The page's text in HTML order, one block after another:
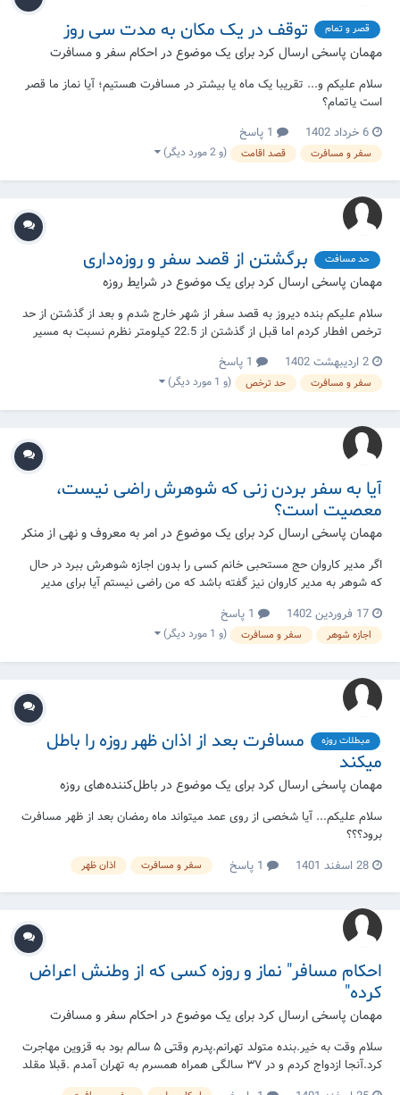
قصر و تمام توقف در یک مکان به مدت سی روز
مهمان پاسخی ارسال کرد برای یک موضوع در احکام سفر و مسافرت
سلام علیکم و... تقریبا یک ماه یا بیشتر در مسافرت هستیم؛ آیا نماز ما قصر
است یاتمام؟
6 خرداد 1402
سفر و مسافرت قصد اقامت (و 2 مورد دیگر)
حد مسافت برگشتن از قصد سفر و روزه‌داری
مهمان پاسخی ارسال کرد برای یک موضوع در شرایط روزه
سلام علیکم بنده دیروز به قصد سفر از شهر خارج شدم و بعد از گذشتن از حد
ترخص افطار کردم اما قبل از گذشتن از 22.5 کیلومتر نظرم نسبت به مسیر
شدم. سوال آیا وقتی در مسیر دوم به شهر خود برگشتم اجازه خوردن داشتم یا
خیر؟ اگر نداشتم در صورت...
2 اردیبهشت 1402
سفر و مسافرت حد ترخص (و 1 مورد دیگر)
آیا به سفر بردن زنی که شوهرش راضی نیست،
معصیت است؟
مهمان پاسخی ارسال کرد برای یک موضوع درامر به معروف و نهی از منکر
اگر مدیر کاروان حج مستحبی خانم کسی را بدون اجازه شوهرش ببرد در حال
که شوهر به مدیر کاروان نیز گفته باشد که من راضی نیستم آیا برای مدیر
17 فروردین 1402
اجازه شوهر سفر و مسافرت (و 1 مورد دیگر)
مبطلات روزه
مسافرت بعد از اذان ظهر روزه را باطل
میکند
مهمان پاسخی ارسال کرد برای یک موضوع در باطل‌کننده‌های روزه
سلام علیکم... آیا شخصی از روی عمد میتواند ماه رمضان بعد از ظهر مسافرت
برود؟؟؟
28 اسفند 1401
سفر و مسافرت اذان ظهر
احکام مسافر" نماز و روزه کسی که از وطنش اعراض
کرده"
مهمان پاسخی ارسال کرد برای یک موضوع در احکام سفر و مسافرت
سلام وقت به خیر.بنده متولد تهرانم.پدرم وقتی ۵ سالم بود به قزوین مهاجرت
کرد.آنجا ازدواج کردم و در ۳۷ سالگی همراه همسرم به تهران آمدم .قبلا مقلد
آقای خامنه ای بودم و با استفتا از دفاتر ایشان اعراض از وطن کردم و وقتی به